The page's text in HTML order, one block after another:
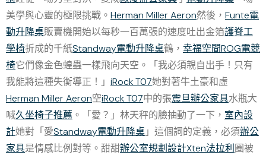
美學與心靈的極限挑戰。 Herman Miller Aeron然後， Funte電
動升降桌販賣機開始以每秒一百萬張的速度吐出金箔護脊工
學椅折成的千紙Standway電動升降桌鶴， 幸福空間ROG電競
椅它們像金色蝗蟲一樣飛向天空。「我必須親自出手！只有
我能將這種失衡導正！」 iRock T07她對著牛土豪和虛
Herman Miller Aeron空iRock T07中的張震旦辦公家具水瓶大
喊久坐椅子推薦 。「愛？」林天秤的臉抽動了一下， 室內設
計她對「愛Standway電動升降桌」這個詞的定義，必須辦公
家具是情感比例對等。甜甜辦公室規劃設計Xten法拉利 圈被